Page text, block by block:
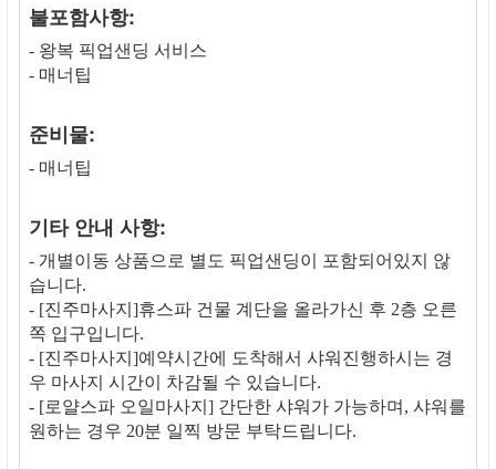
불포함사항:
- 왕복 픽업샌딩 서비스
- 매너팁
준비물:
- 매너팁
기타 안내 사항:
- 개별이동 상품으로 별도 픽업샌딩이 포함되어있지 않
습니다.
- [진주마사지]휴스파 건물 계단을 올라가신 후 2층 오른
쪽 입구입니다.
- [진주마사지]예약시간에 도착해서 샤워진행하시는 경
우 마사지 시간이 차감될 수 있습니다.
- [로얄스파 오일마사지] 간단한 샤워가 가능하며, 샤워를
원하는 경우 20분 일찍 방문 부탁드립니다.